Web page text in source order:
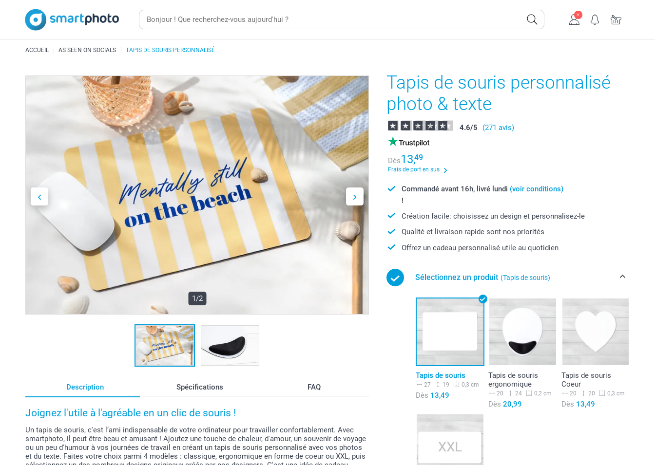
ACCUEIL AS SEEN ON SOCIALS TAPIS DE SOURIS PERSONNALISÉ
1/2
Description Spécifications FAQ
Joignez l'utile à l'agréable en un clic de souris !
Un tapis de souris, c'est l’ami indispensable de votre ordinateur pour travailler confortablement. Avec
smartphoto, il peut être beau et amusant ! Ajoutez une touche de chaleur, d'amour, un souvenir de voyage
ou un peu d'humour à vos journées de travail en créant un tapis de souris personnalisé avec vos photos
et du texte. Faites votre choix parmi 4 modèles : classique, ergonomique en forme de coeur ou XXL, puis
Tapis de souris personnalisé
photo & texte
4.6/5 (271 avis)
Dès13,49
Frais de port en sus
Commandé avant 16h, livré lundi (voir conditions)
!
Création facile: choisissez un design et personnalisez-le
Qualité et livraison rapide sont nos priorités
Offrez un cadeau personnalisé utile au quotidien
Sélectionnez un produit (Tapis de souris)
Tapis de souris
27 19 0,3 cm
Dès 13,49
Tapis de souris
ergonomique
20 24 0,2 cm
Dès 20,99
Tapis de souris
Coeur
20 20 0,3 cm
Dès 13,49